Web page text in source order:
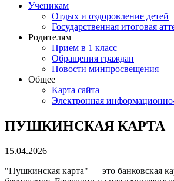
Ученикам
Отдых и оздоровление детей
Государственная итоговая
Родителям
Прием в 1 класс
Обращения граждан
Новости минпросвещения
Общее
Карта сайта
Электронная информационно-
ПУШКИНСКАЯ КАРТА
15.04.2026
"Пушкинская карта" — это банковская